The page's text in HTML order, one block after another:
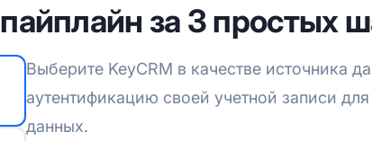
за 3 простых
Выберите KeyCRM в качестве источника
аутентификацию своей учетной записи
данных.